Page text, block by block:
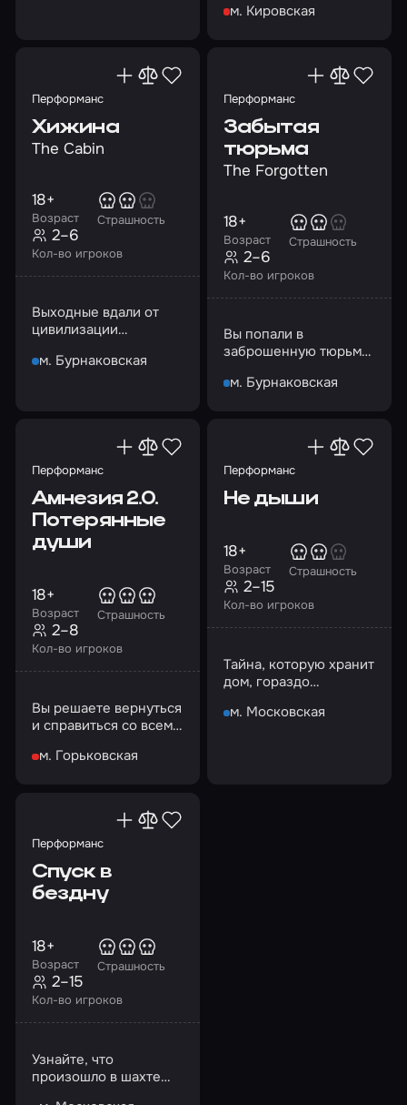
игра на выживание в
м. Кировская
Перформанс
Хижина
The Cabin
Возраст
18+
Страшность
Кол-во игроков
2–6
Выходные вдали от
цивилизации
м. Бурнаковская
Перформанс
Забытая
тюрьма
The Forgotten
Возраст
18+
Страшность
Кол-во игроков
2–6
Вы попали в
заброшенную тюрьму
погибло много людей.
м. Бурнаковская
Перформанс
Амнезия 2.0.
Потерянные
души
Возраст
18+
Страшность
Кол-во игроков
2–8
Вы решаете вернуться
и справиться со всеми
м. Горьковская
Перформанс
Не дыши
Возраст
18+
Страшность
Кол-во игроков
2–15
Тайна, которую хранит
дом, гораздо
можете себе
м. Московская
Перформанс
Спуск в
бездну
Возраст
18+
Страшность
Кол-во игроков
2–15
Узнайте, что
произошло в шахте